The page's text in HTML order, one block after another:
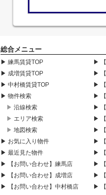
総合メニュー
▶ 練馬賃貸TOP
▶ 成増賃貸TOP
▶ 中村橋賃貸TOP
▶ 物件検索
▶ 沿線検索
▶ エリア検索
▶ 地図検索
▶ お気に入り物件
▶ 最近見た物件
▶ 【お問い合わせ】練馬店
▶ 【お問い合わせ】成増店
▶ 【お問い合わせ】中村橋店
▶
▶
▶
▶
▶
▶
▶
▶
▶
▶
▶
▶